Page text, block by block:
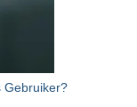
Gebruiker?